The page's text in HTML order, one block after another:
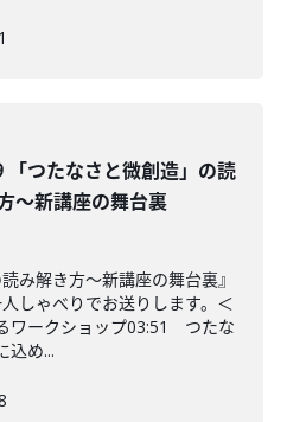
「つたなさと微創造」の読
〜新講座の舞台裏
み解き方〜新講座の舞台裏』
しゃべりでお送りします。＜
ワークショップ03:51 つたな
込め...